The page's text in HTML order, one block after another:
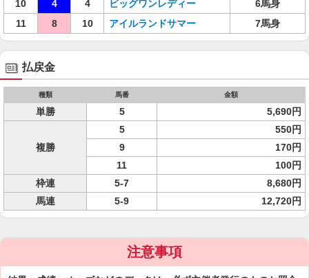
10
4 4 ビッグワンレディー
6馬身
11
8 10 アイルランドサマー 7馬身
払戻金
種類 馬番 金額
単勝 5 5,690円
複勝
5
550円
9
170円
11
100円
枠連
5-7
8,680円
馬連
5-9 12,720円
注意事項